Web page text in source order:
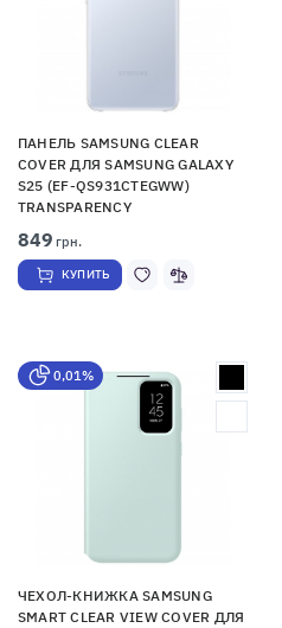
ПАНЕЛЬ SAMSUNG CLEAR
COVER ДЛЯ SAMSUNG GALAXY
S25 (EF-QS931CTEGWW)
TRANSPARENCY
849 грн.
КУПИТЬ
0,01%
ЧЕХОЛ-КНИЖКА SAMSUNG
SMART CLEAR VIEW COVER ДЛЯ